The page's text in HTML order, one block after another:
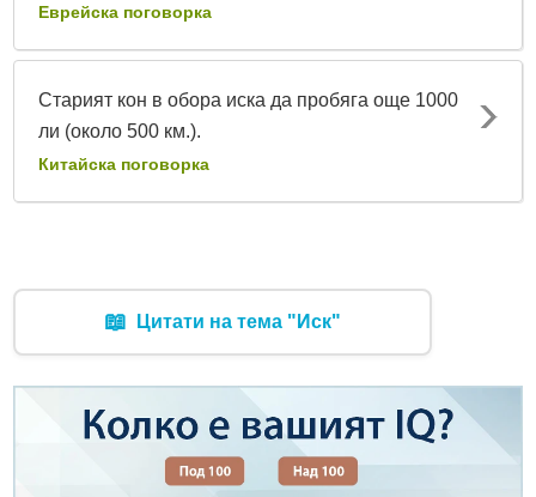
Еврейска поговорка
Старият кон в обора иска да пробяга още 1000
ли (около 500 км.).
Китайска поговорка
📖 Цитати на тема "Иск"